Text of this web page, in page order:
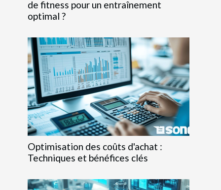
de fitness pour un entraînement
optimal ?
Optimisation des coûts d'achat :
Techniques et bénéfices clés